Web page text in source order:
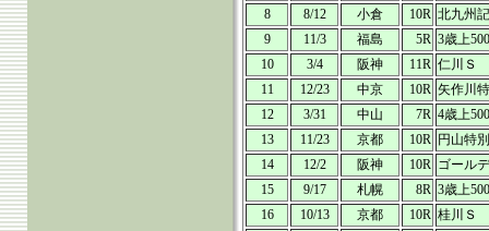
8
8/12 小倉 10R 北九州
9
11/3 福島 5R 3歳上
10
3/4 阪神 11R 仁川Ｓ
11
12/23 中京 10R 矢作川
12
3/31 中山 7R 4歳上
13
11/23 京都 10R 円山特別
14
12/2 阪神 10R ゴール
15
9/17 札幌 8R 3歳上
16
10/13 京都 10R 桂川Ｓ